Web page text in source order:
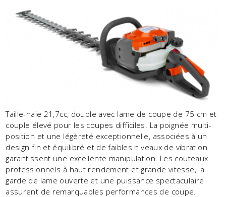
Taille-haie 21,7cc, double avec lame de coupe de 75 cm et
couple élevé pour les coupes difficiles. La poignée multi-
position et une légèreté exceptionnelle, associées à un
design fin et équilibré et de faibles niveaux de vibration
garantissent une excellente manipulation. Les couteaux
professionnels à haut rendement et grande vitesse, la
garde de lame ouverte et une puissance spectaculaire
assurent de remarquables performances de coupe.